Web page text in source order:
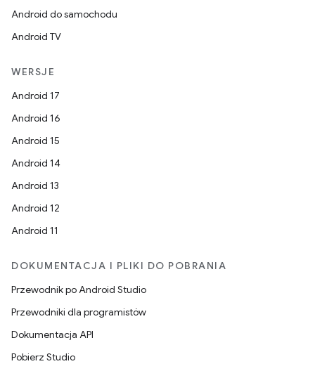
Android do samochodu
Android TV
WERSJE
Android 17
Android 16
Android 15
Android 14
Android 13
Android 12
Android 11
DOKUMENTACJA I PLIKI DO POBRANIA
Przewodnik po Android Studio
Przewodniki dla programistów
Dokumentacja API
Pobierz Studio